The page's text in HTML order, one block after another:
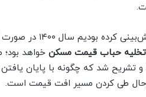
اخیرا با انتشار چند گزارش
تخلیه حباب قیمت مسکن خواهد
تشریح شد که چگونه با پایان یافتن
طی کردن مسیر افت قیمت است.